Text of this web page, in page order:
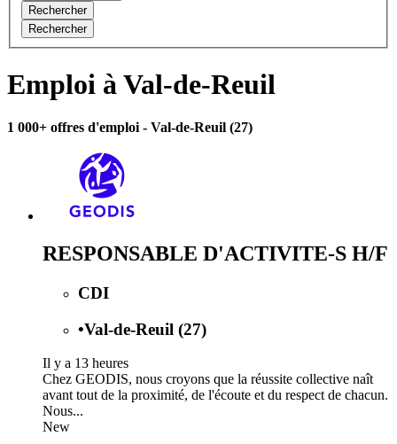
Rechercher
Rechercher
Emploi à Val-de-Reuil
1 000+ offres d'emploi - Val-de-Reuil (27)
RESPONSABLE D'ACTIVITE-S H/F
CDI
•Val-de-Reuil (27)
Il y a 13 heures
Chez GEODIS, nous croyons que la réussite collective naît
avant tout de la proximité, de l'écoute et du respect de chacun.
Nous...
New